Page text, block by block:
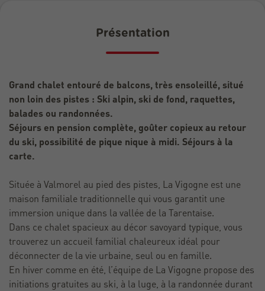
Présentation
Grand chalet entouré de balcons, très ensoleillé, situé
non loin des pistes : Ski alpin, ski de fond, raquettes,
balades ou randonnées.
Séjours en pension complète, goûter copieux au retour
du ski, possibilité de pique nique à midi. Séjours à la
carte.
Située à Valmorel au pied des pistes, La Vigogne est une
maison familiale traditionnelle qui vous garantit une
immersion unique dans la vallée de la Tarentaise.
Dans ce chalet spacieux au décor savoyard typique, vous
trouverez un accueil familial chaleureux idéal pour
déconnecter de la vie urbaine, seul ou en famille.
En hiver comme en été, l’équipe de La Vigogne propose des
initiations gratuites au ski, à la luge, à la randonnée durant